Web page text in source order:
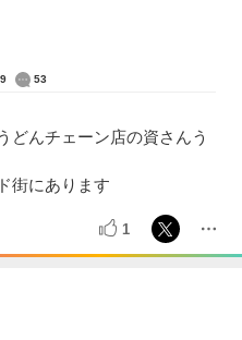
53
どんチェーン店の資さんう
街にあります
1